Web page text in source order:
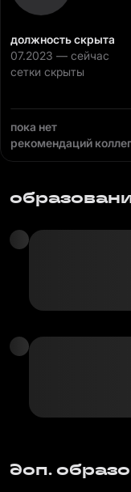
должность скрыта
07.2023 — сейчас
сетки скрыты
пока нет
рекомендаций коллег
доп.